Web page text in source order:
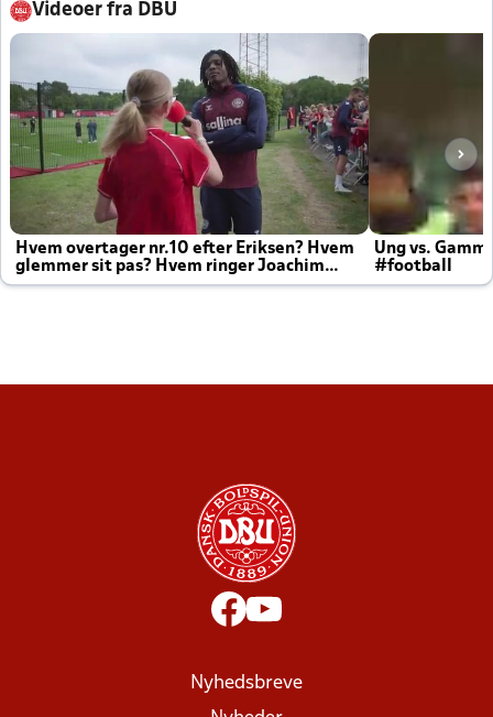
Videoer fra DBU
Hvem overtager nr.10 efter Eriksen? Hvem
glemmer sit pas? Hvem ringer Joachim
altid til efter kampe?
Ung vs.
#football
Nyhedsbreve